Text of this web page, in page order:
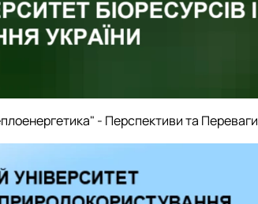
- Перспективи та Переваги